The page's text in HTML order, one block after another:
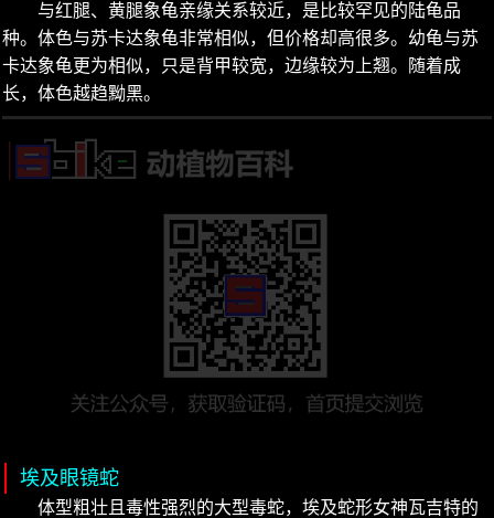
与红腿、黄腿象龟亲缘关系较近，是比较罕见的陆龟品
种。体色与苏卡达象龟非常相似，但价格却高很多。幼龟与苏
卡达象龟更为相似，只是背甲较宽，边缘较为上翘。随着成
长，体色越趋黝黑。
埃及眼镜蛇
体型粗壮且毒性强烈的大型毒蛇，埃及蛇形女神瓦吉特的